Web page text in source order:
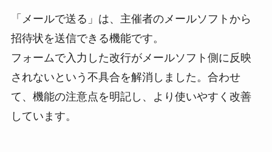
「メールで送る」は、主催者のメールソフトから
招待状を送信できる機能です。
フォームで入力した改行がメールソフト側に反映
されないという不具合を解消しました。合わせ
て、機能の注意点を明記し、より使いやすく改善
しています。